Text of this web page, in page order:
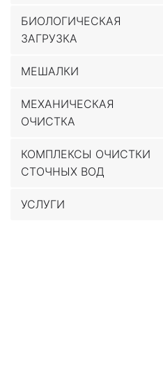
БИОЛОГИЧЕСКАЯ
ЗАГРУЗКА
МЕШАЛКИ
МЕХАНИЧЕСКАЯ
ОЧИСТКА
КОМПЛЕКСЫ ОЧИСТКИ
СТОЧНЫХ ВОД
УСЛУГИ